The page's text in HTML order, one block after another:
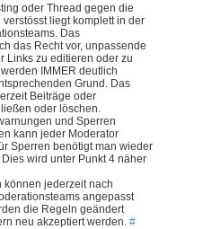
oder Thread gegen die
liegt komplett in der
Das
das Recht vor, unpassende
Links zu editieren oder zu
IMMER deutlich
Grund. Das
Beiträge oder
oder löschen.
und Sperren
kann jeder Moderator
Sperren benötigt man wieder
wird unter Punkt 4 näher
können jederzeit nach
angepasst
die Regeln geändert
neu akzeptiert werden. #